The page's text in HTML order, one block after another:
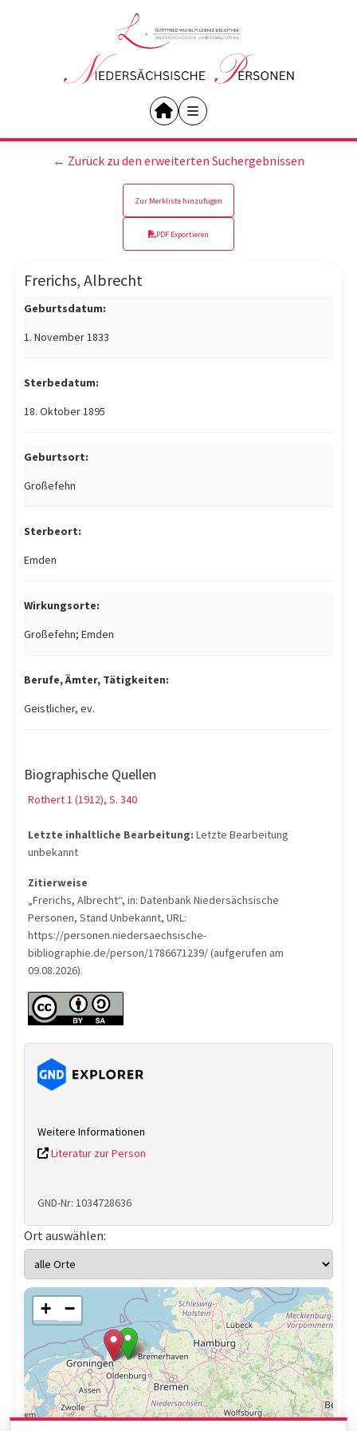
← Zurück zu den erweiterten Suchergebnissen
Zur Merkliste hinzufügen
PDF Exportieren
Frerichs, Albrecht
Geburtsdatum:
1. November 1833
Sterbedatum:
18. Oktober 1895
Geburtsort:
Großefehn
Sterbeort:
Emden
Wirkungsorte:
Großefehn; Emden
Berufe, Ämter, Tätigkeiten:
Geistlicher, ev.
Biographische Quellen
Rothert 1 (1912), S. 340
Letzte inhaltliche Bearbeitung: Letzte Bearbeitung
unbekannt
Zitierweise
„Frerichs, Albrecht“, in: Datenbank Niedersächsische
Personen, Stand Unbekannt, URL:
https://personen.niedersaechsische-
bibliographie.de/person/1786671239/ (aufgerufen am
09.08.2026).
Weitere Informationen
Literatur zur Person
GND-Nr: 1034728636
Ort auswählen:
+ −